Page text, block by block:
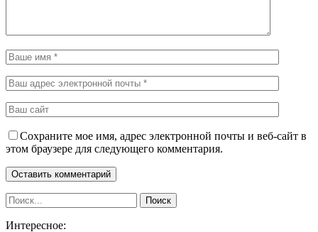
Сохраните мое имя, адрес электронной почты и веб-сайт в
этом браузере для следующего комментария.
Интересное: